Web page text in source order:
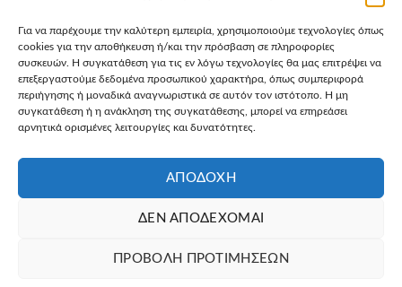
Για να παρέχουμε την καλύτερη εμπειρία, χρησιμοποιούμε τεχνολογίες όπως
cookies για την αποθήκευση ή/και την πρόσβαση σε πληροφορίες
συσκευών. Η συγκατάθεση για τις εν λόγω τεχνολογίες θα μας επιτρέψει να
επεξεργαστούμε δεδομένα προσωπικού χαρακτήρα, όπως συμπεριφορά
περιήγησης ή μοναδικά αναγνωριστικά σε αυτόν τον ιστότοπο. Η μη
συγκατάθεση ή η ανάκληση της συγκατάθεσης, μπορεί να επηρεάσει
αρνητικά ορισμένες λειτουργίες και δυνατότητες.
ΑΠΟΔΟΧΉ
ΔΕΝ ΑΠΟΔΈΧΟΜΑΙ
ΠΡΟΒΟΛΉ ΠΡΟΤΙΜΉΣΕΩΝ
Blog
ΑΚΟΛΟΥΘΗΣΤΕ ΜΑΣ
Instagram
FaceBook
MyIP